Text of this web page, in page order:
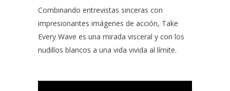
Combinando entrevistas sinceras con
impresionantes imágenes de acción, Take
Every Wave es una mirada visceral y con los
nudillos blancos a una vida vivida al límite.